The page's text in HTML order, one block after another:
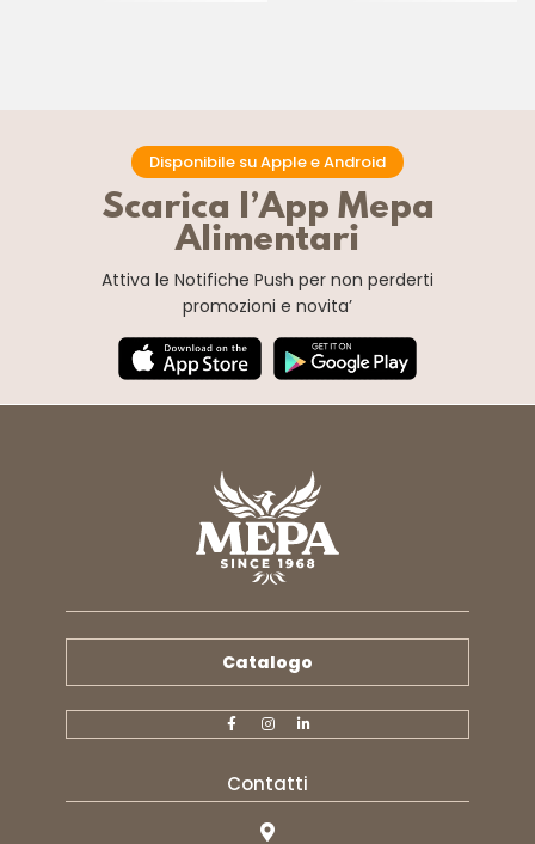
Disponibile su Apple e Android
Scarica l’App Mepa
Alimentari
Attiva le Notifiche Push per non perderti
promozioni e novita’
Catalogo
Contatti